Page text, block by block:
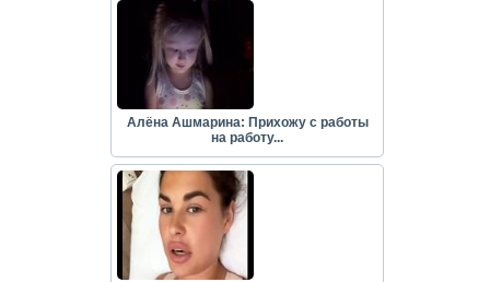
Алёна Ашмарина: Прихожу с работы
на работу...